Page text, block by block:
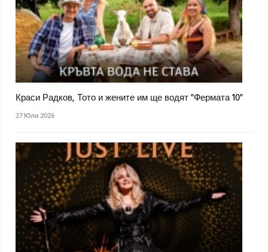
Краси Радков, Тото и жените им ще водят "Фермата 10"
27 Юли 2026